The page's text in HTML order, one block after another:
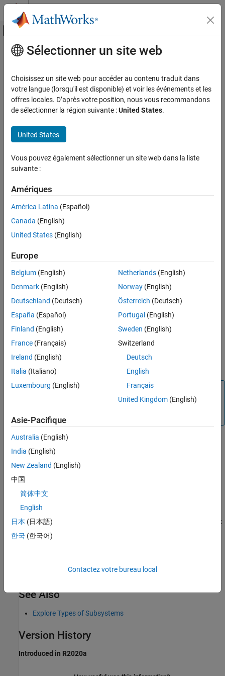
Passer au contenu
Activer/désactiver l'affichage du menu
Accueil de la documentation
Modeling Guidelines
MAB Modeling Guidelines
jc_0243: Length restriction for subsystem
ON THIS PAGE
Sub ID Recommendations
Rationale
Verification
See Also
Version History
Contenu principal
jc_0243: Length restriction for
subsystem names
Guideline Publication
Simulink , and Stateflow
Version 6.0
NA-MAAB — a
MATLABVersions
All
Rule
Sub ID a
The number of characters in the structural subsystem name shall
be less than or equal to configured limit. Default value is 63
characters.
Custom Parameter
Maximum subsystem name length
Note
The MATLAB limit for the number of characters you can
Rationale
Verification
Model Advisor check:
(Simulink
Check)
See Also
Explore Types of Subsystems
Version History
Introduced in R2020a
Sélectionner un site web
Choisissez un site web pour accéder au contenu traduit dans
votre langue (lorsqu'il est disponible) et voir les événements et les
offres locales. D’après votre position, nous vous recommandons
de sélectionner la région suivante :United States.
United States
Vous pouvez également sélectionner un site web dans la liste
suivante :
Amériques
América Latina (Español)
Canada (English)
United States (English)
Europe
Belgium (English)
Denmark (English)
Deutschland (Deutsch)
España (Español)
Finland (English)
France (Français)
Ireland (English)
Italia (Italiano)
Luxembourg (English)
Netherlands(English)
Norway(English)
Österreich (Deutsch)
Portugal (English)
Sweden (English)
Switzerland
Deutsch
English
Français
United Kingdom(English)
Asie-Pacifique
Australia (English)
India (English)
New Zealand (English)
中国
简体中文
English
日本 (日本語)
한국 (한국어)
Contactez votre bureau local